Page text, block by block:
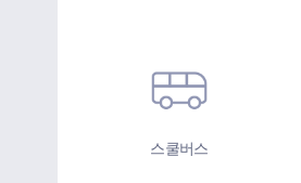
스쿨버스